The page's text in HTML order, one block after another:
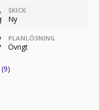
SKICK
Ny
PLANLÖSNING
Övrigt
(9)